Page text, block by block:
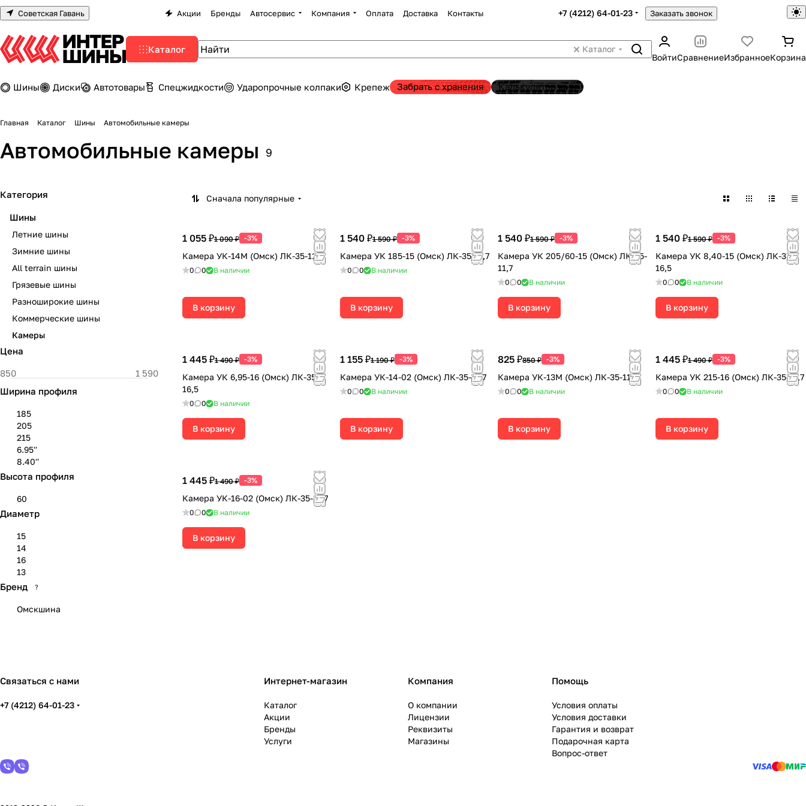
Советская Гавань Акции Бренды Автосервис Компания Оплата Доставка Контакты +7 (4212) 64-01-23 Заказать звонок
Каталог
Каталог
ВойтиСравнениеИзбранноеКорзина
Шины Диски Автотовары Спецжидкости Ударопрочные колпаки Крепеж Забрать с хранения Калькулятор шин
Главная Каталог Шины Автомобильные камеры
Автомобильные камеры 9
Сначала популярные
1 055 ₽1 090 ₽ -3%
Камера УК-14М (Омск) ЛК-35-11,7
0 0 В наличии
В корзину
1 540 ₽1 590 ₽ -3%
Камера УК 185-15 (Омск) ЛК-35-11,7
0 0 В наличии
В корзину
1 540 ₽1 590 ₽ -3%
Камера УК 205/60-15 (Омск) ЛК-35-
11,7
0 0 В наличии
В корзину
1 540 ₽1 590 ₽ -3%
Камера УК 8,40-15 (Омск) ЛК-35-
16,5
0 0 В наличии
В корзину
1 445 ₽1 490 ₽ -3%
Камера УК 6,95-16 (Омск) ЛК-35-
16,5
0 0 В наличии
В корзину
1 155 ₽1 190 ₽ -3%
Камера УК-14-02 (Омск) ЛК-35-11,7
0 0 В наличии
В корзину
825 ₽850 ₽ -3%
Камера УК-13М (Омск) ЛК-35-11,7
0 0 В наличии
В корзину
1 445 ₽1 490 ₽ -3%
Камера УК 215-16 (Омск) ЛК-35-11,7
0 0 В наличии
В корзину
1 445 ₽1 490 ₽ -3%
Камера УК-16-02 (Омск) ЛК-35-11,7
0 0 В наличии
В корзину
Категория
Шины
Летние шины
Зимние шины
All terrain шины
Грязевые шины
Разноширокие шины
Коммерческие шины
Камеры
Цена
Ширина профиля
185
205
215
6.95''
8.40''
Высота профиля
60
Диаметр
15
14
16
13
Бренд ?
Омскшина
Связаться с нами
+7 (4212) 64-01-23
Интернет-магазин
Каталог
Акции
Бренды
Услуги
Компания
О компании
Лицензии
Реквизиты
Магазины
Помощь
Условия оплаты
Условия доставки
Гарантия и возврат
Подарочная карта
Вопрос-ответ